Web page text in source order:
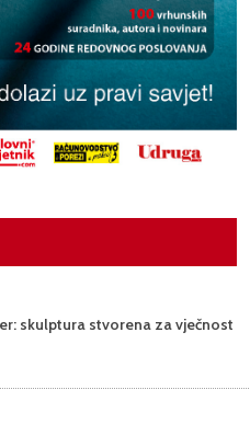
skulptura stvorena za vječnost